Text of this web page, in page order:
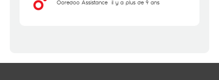
Ooredoo Assistance il y a plus de 9 ans